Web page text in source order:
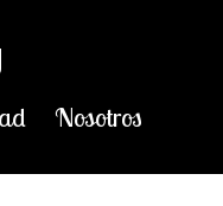
Nosotros